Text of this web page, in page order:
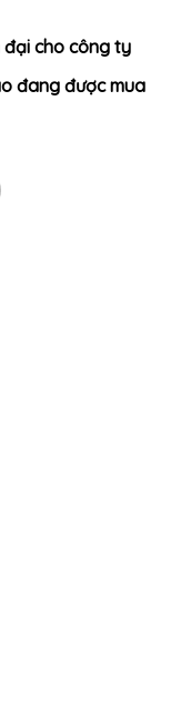
đại cho công ty
đang được mua